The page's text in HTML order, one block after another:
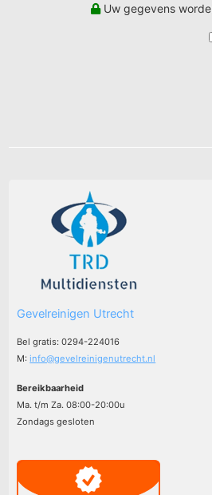
Uw gegevens
Gevelreinigen Utrecht
Bel gratis: 0294-224016
M:info@gevelreinigenutrecht.nl
Bereikbaarheid
Ma. t/m Za. 08:00-20:00u
Zondags gesloten